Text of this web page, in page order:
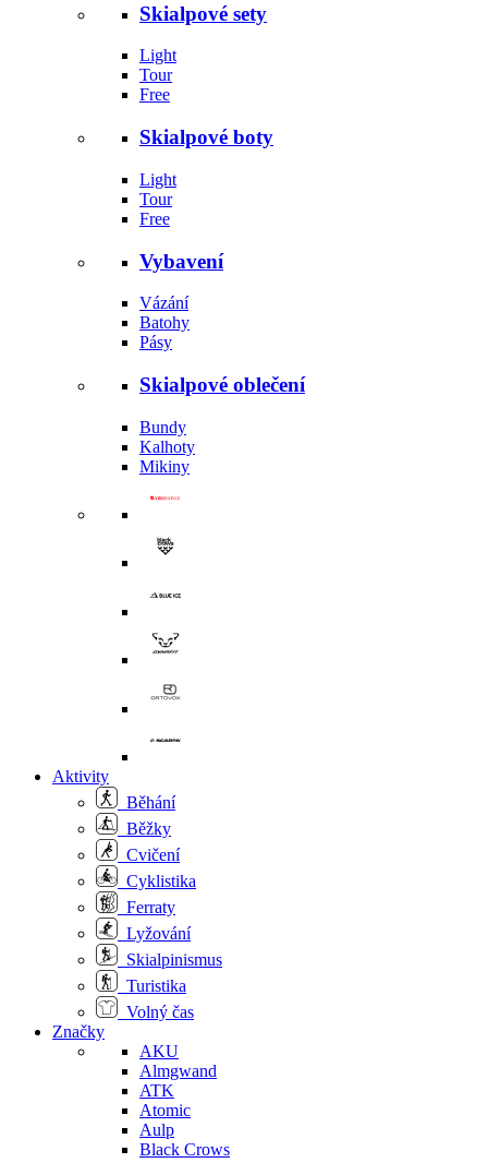
Skialpové sety
Light
Tour
Free
Skialpové boty
Light
Tour
Free
Vybavení
Vázání
Batohy
Pásy
Skialpové oblečení
Bundy
Kalhoty
Mikiny
Aktivity
Běhání
Běžky
Cvičení
Cyklistika
Ferraty
Lyžování
Skialpinismus
Turistika
Volný čas
Značky
AKU
Almgwand
ATK
Atomic
Aulp
Black Crows